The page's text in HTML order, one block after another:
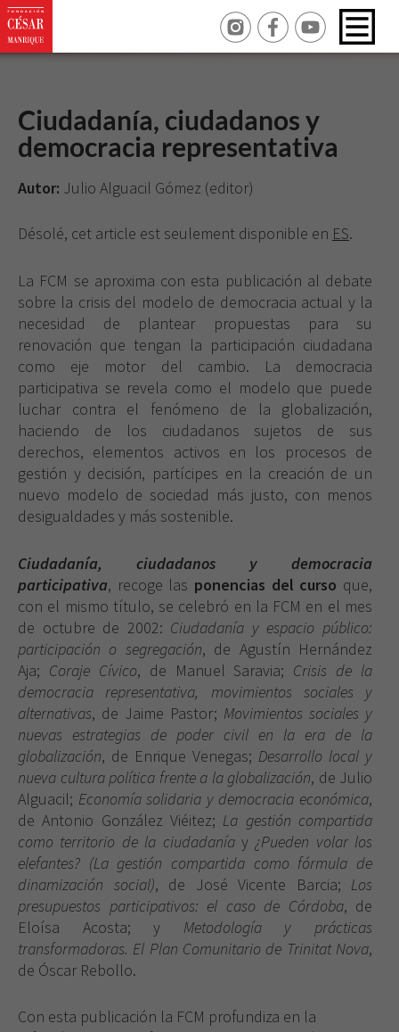
Ciudadanía, ciudadanos y
democracia representativa
Autor: Julio Alguacil Gómez (editor)
Désolé, cet article est seulement disponible en ES.
La FCM se aproxima con esta publicación al debate
sobre la crisis del modelo de democracia actual y la
necesidad de plantear propuestas para su
renovación que tengan la participación ciudadana
como eje motor del cambio. La democracia
participativa se revela como el modelo que puede
luchar contra el fenómeno de la globalización,
haciendo de los ciudadanos sujetos de sus
derechos, elementos activos en los procesos de
gestión y decisión, partícipes en la creación de un
nuevo modelo de sociedad más justo, con menos
desigualdades y más sostenible.
Ciudadanía, ciudadanos y democracia
participativa, recoge las ponencias del curso que,
con el mismo título, se celebró en la FCM en el mes
de octubre de 2002: Ciudadanía y espacio público:
participación o segregación, de Agustín Hernández
Aja; Coraje Cívico, de Manuel Saravia; Crisis de la
democracia representativa, movimientos sociales y
alternativas, de Jaime Pastor; Movimientos sociales y
nuevas estrategias de poder civil en la era de la
globalización, de Enrique Venegas; Desarrollo local y
nueva cultura política frente a la globalización, de Julio
Alguacil; Economía solidaria y democracia económica,
de Antonio González Viéitez; La gestión compartida
como territorio de la ciudadaníay ¿Pueden volar los
elefantes? (La gestión compartida como fórmula de
dinamización social), de José Vicente Barcia; Los
presupuestos participativos: el caso de Córdoba, de
Eloísa Acosta; y Metodología y prácticas
transformadoras. El Plan Comunitario de Trinitat Nova,
de Óscar Rebollo.
Con esta publicación la FCM profundiza en la